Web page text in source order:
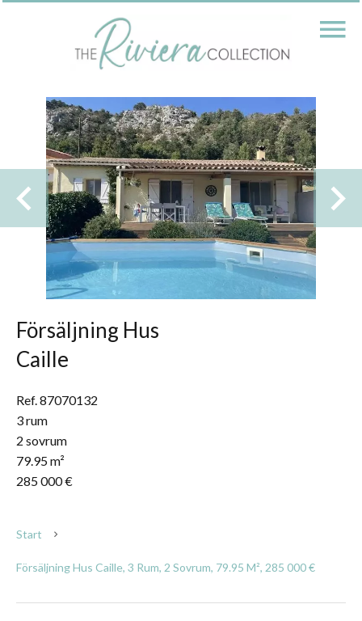
Försäljning Hus
Caille
Ref. 87070132
3 rum
2 sovrum
79.95 m²
285 000 €
Start
Försäljning Hus Caille, 3 Rum, 2 Sovrum, 79.95 M², 285 000 €